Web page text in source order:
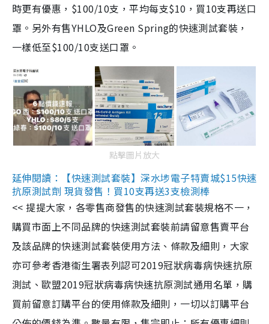
時更有優惠，$100/10支，平均每支$10，買10支再送口
罩。另外有售YHLO及Green Spring的快速測試套裝，
一樣低至$100/10支送口罩。
點擊圖片放大
延伸閱讀：【快速測試套裝】深水埗電子特賣城$15快速
抗原測試劑 現貨發售！買10支再送3支檢測棒
<< 提提大家，各零售商發售的快速測試套裝規格不一，
購買市面上不同品牌的快速測試套裝前請留意售賣平台
及該品牌的快速測試套裝使用方法、條款及細則，大家
亦可參考香港衞生署表列認可2019冠狀病毒病快速抗原
測試、歐盟2019冠狀病毒病快速抗原測試通用名單，購
買前留意訂購平台的使用條款及細則，一切以訂購平台